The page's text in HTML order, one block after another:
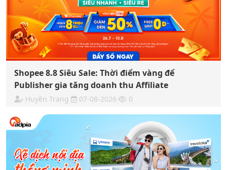
Shopee 8.8 Siêu Sale: Thời điểm vàng để
Publisher gia tăng doanh thu Affiliate
Huyền Trang 07-08-2026 0